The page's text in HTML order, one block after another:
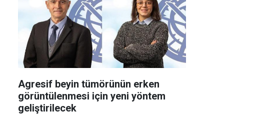
Agresif beyin tümörünün erken
görüntülenmesi için yeni yöntem
geliştirilecek